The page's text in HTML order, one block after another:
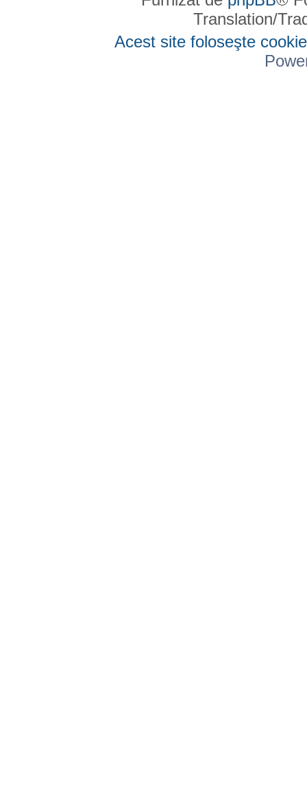
Translation/
Acest site foloseşte